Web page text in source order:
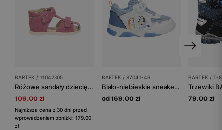
BARTEK / 11042305
Różowe sandały dziecięce skórzane na rzepy BARTEK 11042305
109.00 zł
Najniższa cena z 30 dni przed
wprowadzeniem obniżki: 179.00
zł
BARTEK / 87041-46
Biało-niebieskie sneakersy dziecięce Bluey ze świecącą podeszwą BARTEK 87041-46
od 169.00 zł
BARTEK / T-
79.00 zł